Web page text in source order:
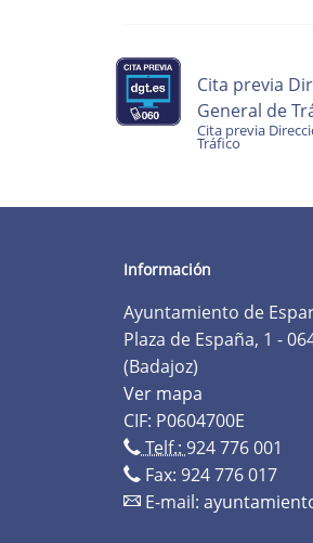
Cita previa
General de
Cita previa
Tráfico
Información
Ayuntamiento de
Plaza de España, 1 -
(Badajoz)
Ver mapa
CIF: P0604700E
Telf.: 924 776 001
Fax: 924 776 017
E-mail: